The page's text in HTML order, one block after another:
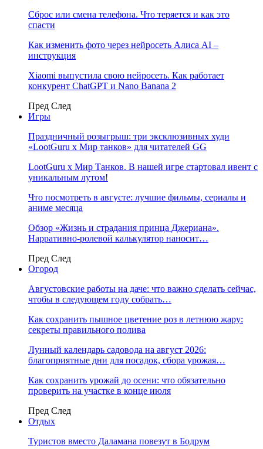
Сброс или смена телефона. Что теряется и как это
спасти
Как изменить фото через нейросеть Алиса AI –
инструкция
Xiaomi выпустила свою нейросеть. Как работает
конкурент ChatGPT и Nano Banana 2
Пред След
Игры
Праздничный розыгрыш: три эксклюзивных худи
«LootGuru х Мир танков» для читателей GG
LootGuru x Мир Танков. В нашей игре стартовал ивент с
уникальным лутом!
Что посмотреть в августе: лучшие фильмы, сериалы и
аниме месяца
Обзор «Жизнь и страдания принца Джериана».
Нарративно-ролевой калькулятор наносит…
Пред След
Огород
Августовские работы на даче: что важно сделать сейчас,
чтобы в следующем году собрать…
Как сохранить пышное цветение роз в летнюю жару:
секреты правильного полива
Лунный календарь садовода на август 2026:
благоприятные дни для посадок, сбора урожая…
Как сохранить урожай до осени: что обязательно
проверить на участке в конце июля
Пред След
Отдых
Туристов вместо Даламана повезут в Бодрум